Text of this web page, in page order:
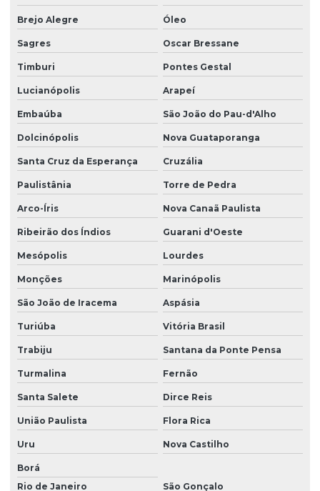
Brejo Alegre Óleo
Sagres Oscar Bressane
Timburi Pontes Gestal
Lucianópolis Arapeí
Embaúba São João do Pau-d'Alho
Dolcinópolis Nova Guataporanga
Santa Cruz da Esperança Cruzália
Paulistânia Torre de Pedra
Arco-Íris Nova Canaã Paulista
Ribeirão dos Índios Guarani d'Oeste
Mesópolis Lourdes
Monções Marinópolis
São João de Iracema Aspásia
Turiúba Vitória Brasil
Trabiju Santana da Ponte Pensa
Turmalina Fernão
Santa Salete Dirce Reis
União Paulista Flora Rica
Uru Nova Castilho
Borá
Rio de Janeiro
São Gonçalo